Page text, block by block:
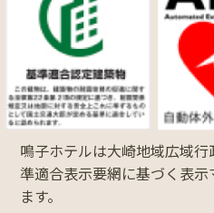
鳴子ホテルは大崎地域広域
準適合表示要網に基づく表
ます。